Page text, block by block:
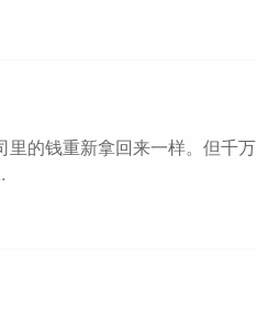
的钱重新拿回来一样。但千万